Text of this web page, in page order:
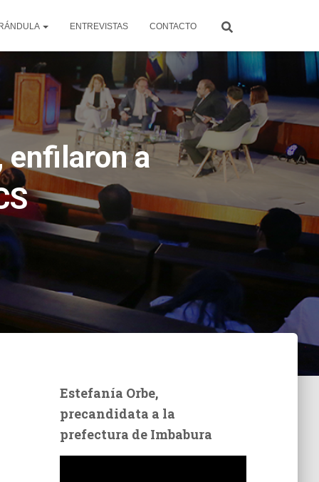
ENTREVISTAS CONTACTO
enfilaron a
Estefanía Orbe,
precandidata a la
prefectura de Imbabura